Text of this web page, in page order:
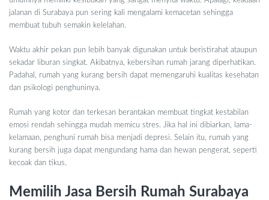
jalanan di Surabaya pun sering kali mengalami kemacetan sehingga
membuat tubuh semakin kelelahan.
Waktu akhir pekan pun lebih banyak digunakan untuk beristirahat ataupun
sekadar liburan singkat. Akibatnya, kebersihan rumah jarang diperhatikan.
Padahal, rumah yang kurang bersih dapat memengaruhi kualitas kesehatan
dan psikologi penghuninya.
Rumah yang kotor dan terkesan berantakan membuat tingkat kestabilan
emosi rendah sehingga mudah memicu stres. Jika hal ini dibiarkan, lama-
kelamaan, penghuni rumah bisa menjadi depresi. Selain itu, rumah yang
kurang bersih juga dapat mengundang hama dan hewan pengerat, seperti
kecoak dan tikus.
Memilih Jasa Bersih Rumah Surabaya